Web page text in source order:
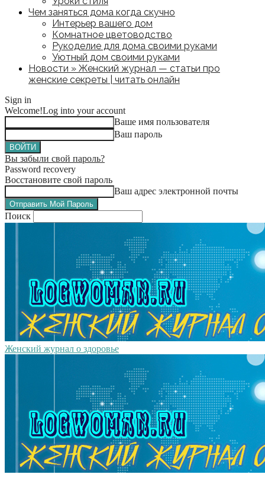
Чем заняться дома когда скучно
Интерьер вашего дом
Комнатное цветоводство
Рукоделие для дома своими руками
Уютный дом своими руками
Новости » Женский журнал — статьи про
женские секреты | читать онлайн
Sign in
Welcome!Log into your account
Ваше имя пользователя
Ваш пароль
Вы забыли свой пароль?
Password recovery
Восстановите свой пароль
Ваш адрес электронной почты
Поиск
Женский журнал о здоровье